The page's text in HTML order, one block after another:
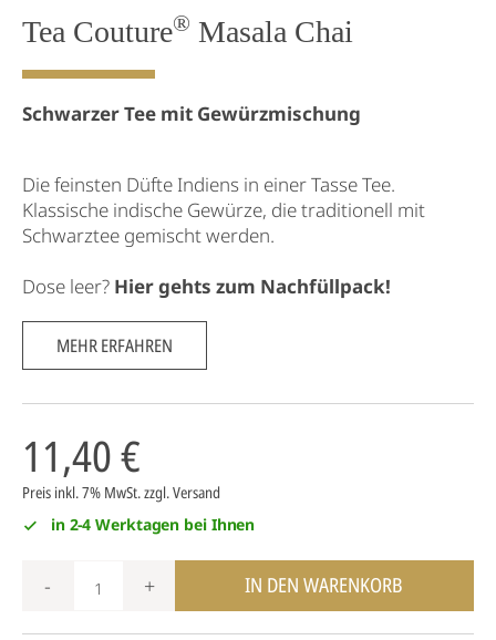
Tea Couture® Masala Chai
Schwarzer Tee mit Gewürzmischung
Die feinsten Düfte Indiens in einer Tasse Tee.
Klassische indische Gewürze, die traditionell mit
Schwarztee gemischt werden.
Dose leer? Hier gehts zum Nachfüllpack!
MEHR ERFAHREN
11,40 €
Preis inkl. 7% MwSt.zzgl. Versand
in 2-4 Werktagen bei Ihnen
+
- IN DEN WARENKORB